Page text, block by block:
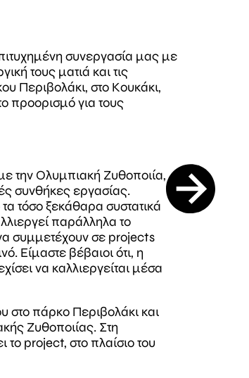
συνεργασία μας με
τους ματιά και τις
Περιβολάκι, στο Κουκάκι,
προορισμό για τους
την Ολυμπιακή Ζυθοποιία,
συνθήκες εργασίας.
τόσο ξεκάθαρα συστατικά
παράλληλα το
συμμετέχουν σε projects
Είμαστε βέβαιοι ότι, η
να καλλιεργείται μέσα
στο πάρκο Περιβολάκι και
Ζυθοποιίας. Στη
project, στο πλαίσιο του